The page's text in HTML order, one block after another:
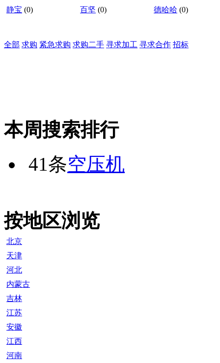
静宝 (0) 百坚 (0) 德哈哈 (0)
全部 求购 紧急求购 求购二手 寻求加工 寻求合作 招标
本周搜索排行
41条空压机
按地区浏览
北京
天津
河北
内蒙古
吉林
江苏
安徽
江西
河南